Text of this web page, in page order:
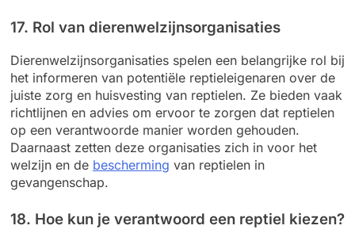
17. Rol van dierenwelzijnsorganisaties
Dierenwelzijnsorganisaties spelen een belangrijke rol bij
het informeren van potentiële reptieleigenaren over de
juiste zorg en huisvesting van reptielen. Ze bieden vaak
richtlijnen en advies om ervoor te zorgen dat reptielen
op een verantwoorde manier worden gehouden.
Daarnaast zetten deze organisaties zich in voor het
welzijn en de bescherming van reptielen in
gevangenschap.
18. Hoe kun je verantwoord een reptiel kiezen?